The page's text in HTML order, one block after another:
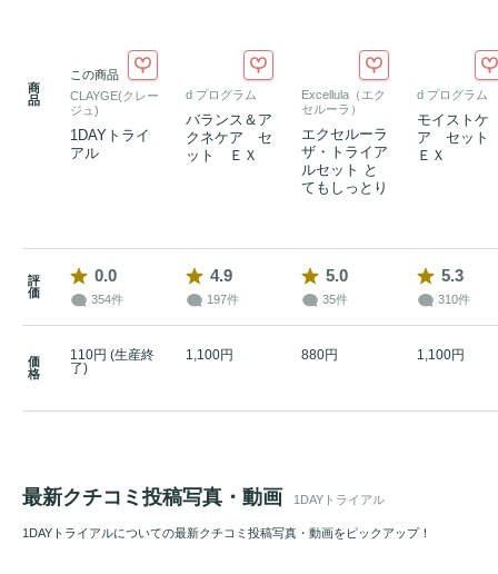
商
品
この商品
CLAYGE(クレー
ジュ)
1DAYトライ
アル
d プログラム
バランス＆ア
クネケア セ
ット ＥＸ
Excellula（エク
セルーラ）
エクセルーラ
ザ・トライア
ルセット と
てもしっとり
d プログラム
モイストケ
ア セッ
ＥＸ
評
価
0.0
354件
4.9
197件
5.0
35件
5.3
310件
価
格
110円 (生産終
了)
1,100円 880円 1,100円
最新クチコミ投稿写真・動画 1DAYトライアル
1DAYトライアルについての最新クチコミ投稿写真・動画をピックアップ！